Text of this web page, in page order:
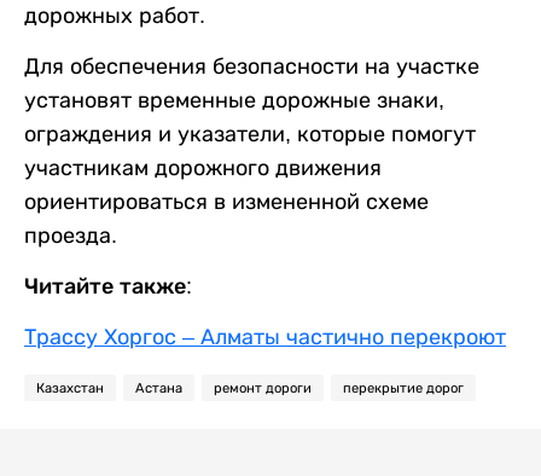
дорожных работ.
Для обеспечения безопасности на участке
установят временные дорожные знаки,
ограждения и указатели, которые помогут
участникам дорожного движения
ориентироваться в измененной схеме
проезда.
Читайте также:
Трассу Хоргос – Алматы частично перекроют
Казахстан Астана ремонт дороги перекрытие дорог